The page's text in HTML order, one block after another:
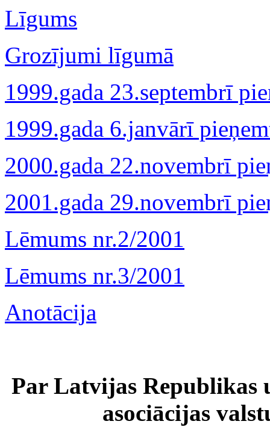
Līgums
Grozījumi līgumā
1999.gada 23.septembrī
1999.gada 6.janvārī
2000.gada 22.novembrī
2001.gada 29.novembrī
Lēmums nr.2/2001
Lēmums nr.3/2001
Anotācija
Par Latvijas Republikas
asociācijas